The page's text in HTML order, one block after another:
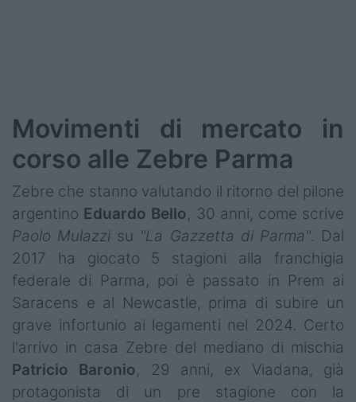
Movimenti di mercato in
corso alle Zebre Parma
Zebre che stanno valutando il ritorno del pilone
argentino Eduardo Bello, 30 anni, come scrive
Paolo Mulazzi su "La Gazzetta di Parma". Dal
2017 ha giocato 5 stagioni alla franchigia
federale di Parma, poi è passato in Prem ai
Saracens e al Newcastle, prima di subire un
grave infortunio ai legamenti nel 2024. Certo
l'arrivo in casa Zebre del mediano di mischia
Patricio
Baronio, 29 anni, ex Viadana, già
protagonista di un pre stagione con la